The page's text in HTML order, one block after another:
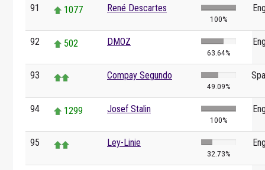
91 1077 René Descartes
100%
92 502 DMOZ
63.64%
93 Compay Segundo
49.09%
94 1299 Josef Stalin
100%
95 Ley-Linie
32.73%